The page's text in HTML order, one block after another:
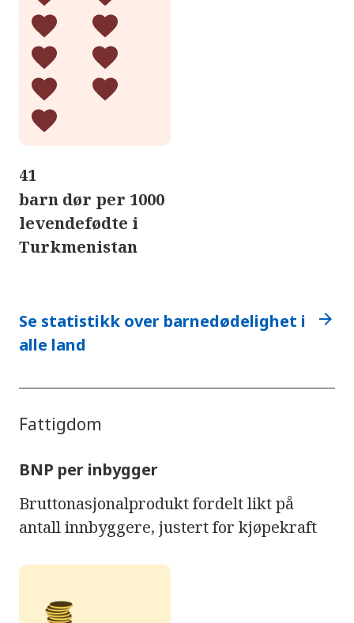
41
barn dør per 1000
levendefødte i
Turkmenistan
Se statistikk over barnedødelighet i
alle land
arrow_forward
Fattigdom
BNP per inbygger
Bruttonasjonalprodukt fordelt likt på
antall innbyggere, justert for kjøpekraft